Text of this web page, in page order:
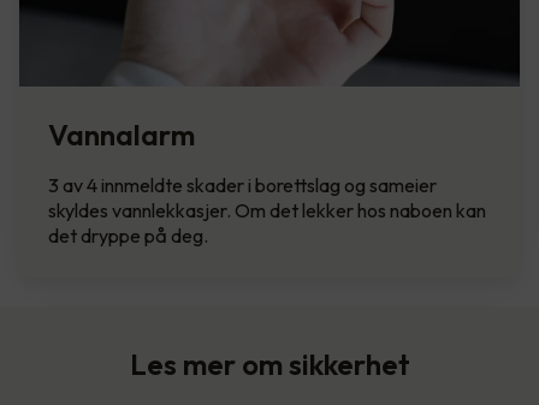
Vannalarm
3 av 4 innmeldte skader i borettslag og sameier
skyldes vannlekkasjer. Om det lekker hos naboen kan
det dryppe på deg.
Les mer om sikkerhet